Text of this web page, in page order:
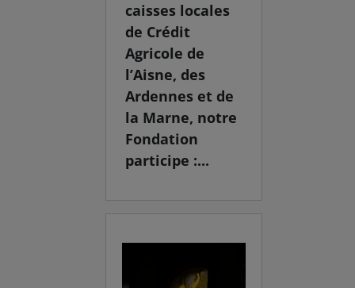
caisses locales
de Crédit
Agricole de
l’Aisne, des
Ardennes et de
la Marne, notre
Fondation
participe :...